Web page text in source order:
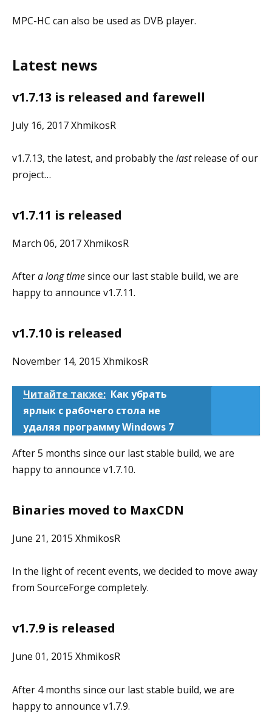
MPC-HC can also be used as DVB player.
Latest news
v1.7.13 is released and farewell
July 16, 2017 XhmikosR
v1.7.13, the latest, and probably the lastrelease of our
project…
v1.7.11 is released
March 06, 2017 XhmikosR
Aftera long timesince our last stable build, we are
happy to announce v1.7.11.
v1.7.10 is released
November 14, 2015 XhmikosR
Читайте также: Как убрать
ярлык с рабочего стола не
удаляя программу Windows 7
After 5 months since our last stable build, we are
happy to announce v1.7.10.
Binaries moved to MaxCDN
June 21, 2015 XhmikosR
In the light of recent events, we decided to move away
from SourceForge completely.
v1.7.9 is released
June 01, 2015 XhmikosR
After 4 months since our last stable build, we are
happy to announce v1.7.9.